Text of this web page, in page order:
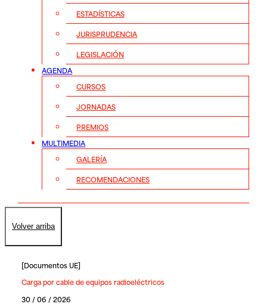
ESTADÍSTICAS
JURISPRUDENCIA
LEGISLACIÓN
AGENDA
CURSOS
JORNADAS
PREMIOS
MULTIMEDIA
GALERÍA
RECOMENDACIONES
Volver arriba
[Documentos UE]
Carga por cable de equipos radioeléctricos
30 / 06 / 2026